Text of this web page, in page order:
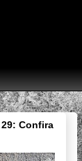
Confira